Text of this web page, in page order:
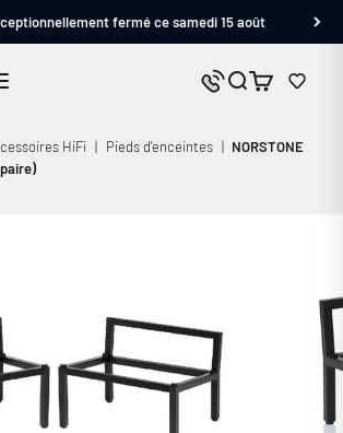
fermé ce samedi 15 août
Nous contacter
Panier
HiFi | Pieds d'enceintes | NORSTONE